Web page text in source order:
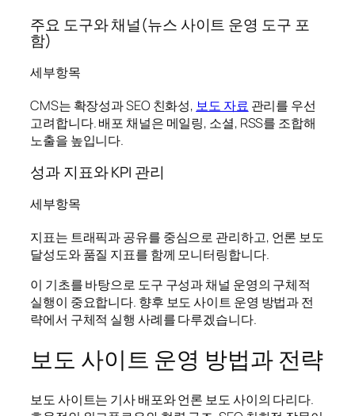
주요 도구와 채널(뉴스 사이트 운영 도구 포
함)
세부항목
CMS는 확장성과 SEO 친화성, 보도 자료 관리를 우선
고려합니다. 배포 채널은 메일링, 소셜, RSS를 조합해
노출을 높입니다.
성과 지표와 KPI 관리
세부항목
지표는 트래픽과 공유를 중심으로 관리하고, 언론 보도
달성도와 품질 지표를 함께 모니터링합니다.
이 기초를 바탕으로 도구 구성과 채널 운영의 구체적
실행이 중요합니다. 향후 보도 사이트 운영 방법과 전
략에서 구체적 실행 사례를 다루겠습니다.
보도 사이트 운영 방법과 전략
보도 사이트는 기사 배포와 언론 보도 사이의 다리다.